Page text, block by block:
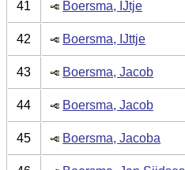
41 Boersma, IJtje
42 Boersma, IJttje
43 Boersma, Jacob
44 Boersma, Jacob
45 Boersma, Jacoba